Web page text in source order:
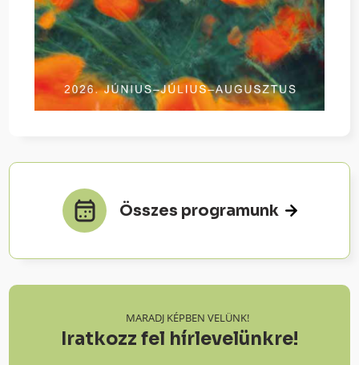
Összes programunk
MARADJ KÉPBEN VELÜNK!
Iratkozz fel hírlevelünkre!